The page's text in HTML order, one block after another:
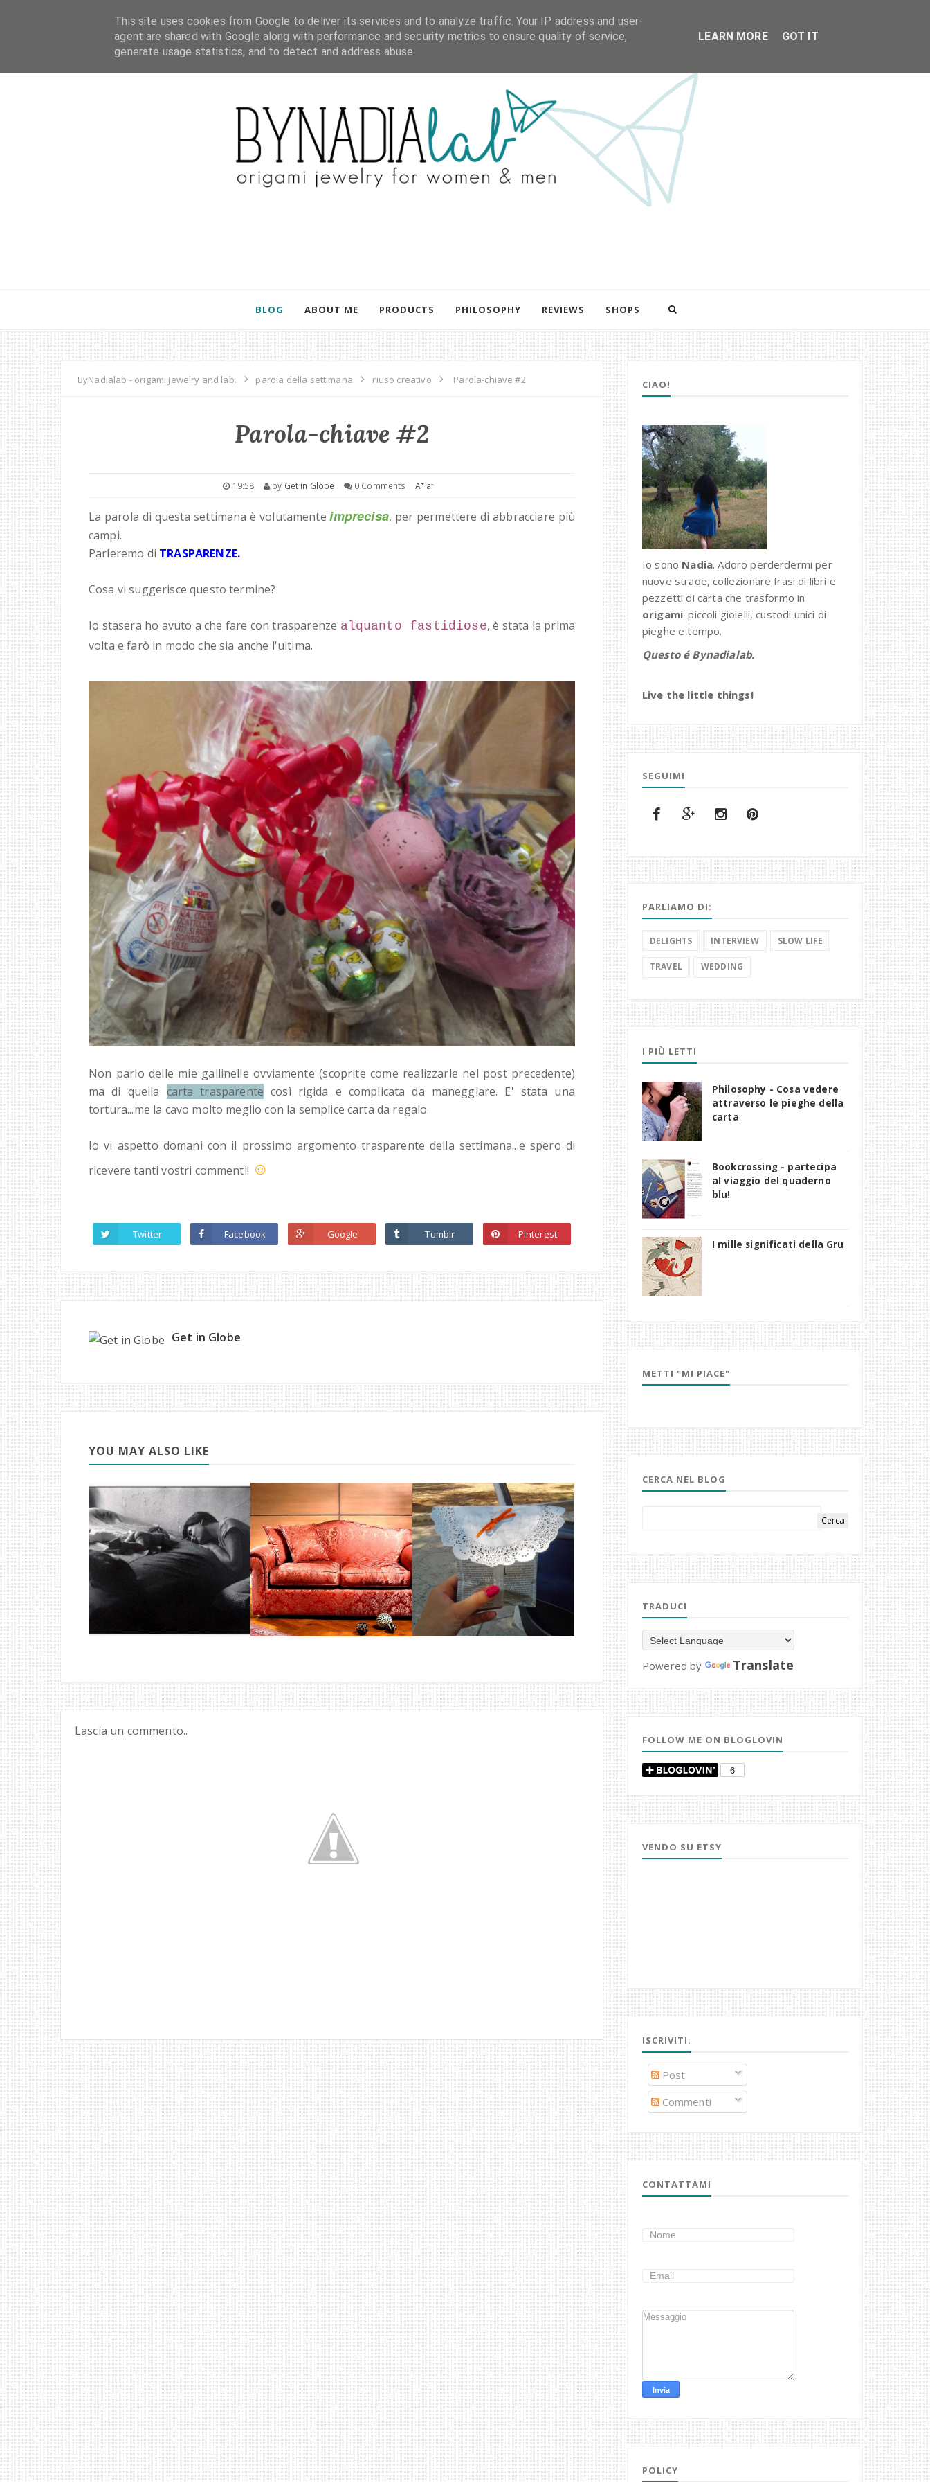
BLOG ABOUT ME PRODUCTS PHILOSOPHY REVIEWS SHOPS
ByNadialab - origami jewelry and lab. parola della settimana riuso creativo Parola-chiave #2
Parola-chiave #2
19:58 by Get in Globe 0 Comments A+ a-
La parola di questa settimana è volutamente imprecisa, per permettere di abbracciare più
campi.
Parleremo di TRASPARENZE.
Cosa vi suggerisce questo termine?
Io stasera ho avuto a che fare con trasparenze alquanto fastidiose, è stata la prima
volta e farò in modo che sia anche l'ultima.
Non parlo delle mie gallinelle ovviamente (scoprite come realizzarle nel post precedente)
ma di quella carta trasparente così rigida e complicata da maneggiare. E' stata una
tortura...me la cavo molto meglio con la semplice carta da regalo.
Io vi aspetto domani con il prossimo argomento trasparente della settimana...e spero di
ricevere tanti vostri commenti! ☺
Twitter Facebook Google Tumblr Pinterest
Get in Globe
YOU MAY ALSO LIKE
Lascia un commento..
CIAO!
Io sono Nadia. Adoro perderdermi per
nuove strade, collezionare frasi di libri e
pezzetti di carta che trasformo in
origami: piccoli gioielli, custodi unici di
pieghe e tempo.
Questo é Bynadialab.
Live the little things!
SEGUIMI
PARLIAMO DI:
DELIGHTS INTERVIEW SLOW LIFE
TRAVEL WEDDING
I PIÙ LETTI
Philosophy - Cosa vedere
attraverso le pieghe della
carta
Bookcrossing - partecipa
al viaggio del quaderno
blu!
I mille significati della Gru
METTI "MI PIACE"
CERCA NEL BLOG
TRADUCI
Powered by Translate
FOLLOW ME ON BLOGLOVIN
VENDO SU ETSY
ISCRIVITI:
Post
Commenti
CONTATTAMI
POLICY
This site uses cookies from Google to deliver its services and to analyze traffic. Your IP address and user-
agent are shared with Google along with performance and security metrics to ensure quality of service,
generate usage statistics, and to detect and address abuse.
LEARN MORE GOT IT